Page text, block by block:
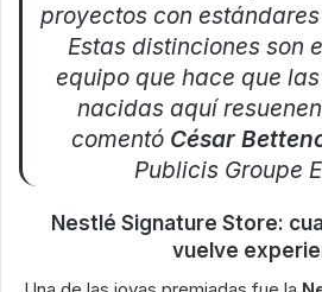
proyectos con
Estas distinciones son
equipo que hace que
nacidas aquí
comentó César
Publicis Groupe
Nestlé Signature Store:
vuelve